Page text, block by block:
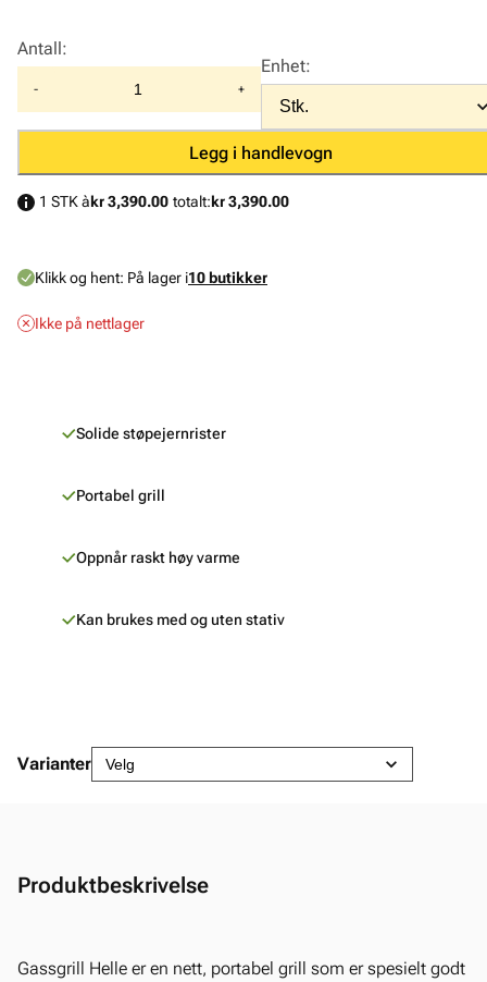
Antall :
- +
Enhet:
Legg i handlevogn
1 STK àkr 3,390.00 totalt:kr 3,390.00
Klikk og hent: På lager i10 butikker
Ikke på nettlager
Solide støpejernrister
Portabel grill
Oppnår raskt høy varme
Kan brukes med og uten stativ
Varianter
Produktbeskrivelse
Gassgrill Helle er en nett, portabel grill som er spesielt godt